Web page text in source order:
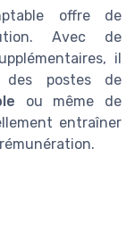
offre de
Avec de
il
des postes de
ou même de
entraîner